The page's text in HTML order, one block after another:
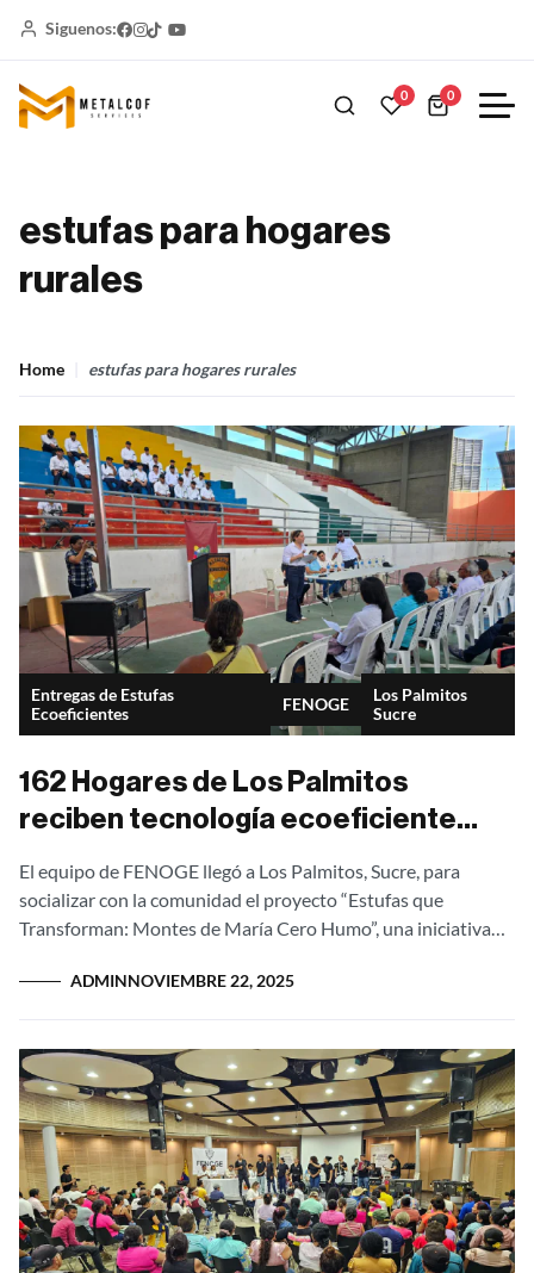
Siguenos:
0 0
estufas para hogares
rurales
Home estufas para hogares rurales
Entregas de Estufas
Ecoeficientes
FENOGE
Los Palmitos
Sucre
162 Hogares de Los Palmitos
reciben tecnología ecoeficiente
El equipo de FENOGE llegó a Los Palmitos, Sucre, para
socializar con la comunidad el proyecto “Estufas que
Transforman: Montes de María Cero Humo”, una iniciativa
ADMINNOVIEMBRE 22, 2025